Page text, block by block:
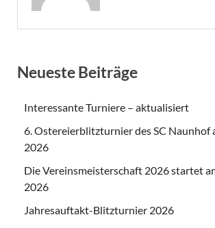
Neueste Beiträge
Interessante Turniere – aktualisiert
6. Ostereierblitzturnier des SC Naunhof
2026
Die Vereinsmeisterschaft 2026 startet
2026
Jahresauftakt-Blitzturnier 2026